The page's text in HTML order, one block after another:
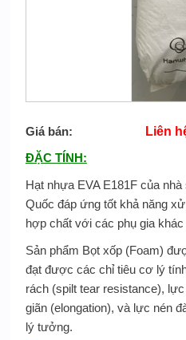
Giá bán:
Liên
ĐẶC TÍNH:
Hạt nhựa EVA E181F của
Quốc đáp ứng tốt khả năng
hợp chất với các phụ gia khác
Sản phẩm Bọt xốp (Foam)
đạt được các chỉ tiêu cơ lý
rách (spilt tear resistance),
giãn (elongation), và lực nén
lý tưởng.